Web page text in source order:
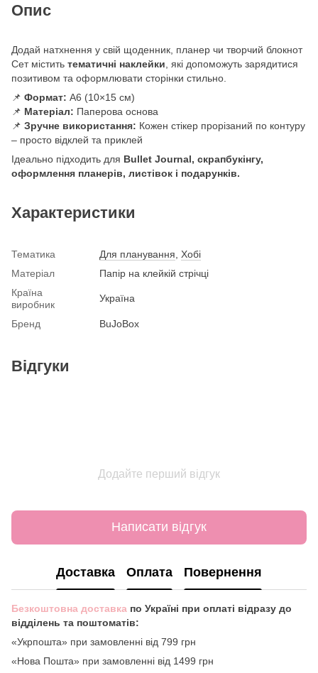
Опис
Додай натхнення у свій щоденник, планер чи творчий блокнот
Сет містить тематичні наклейки , які допоможуть зарядитися
позитивом та оформлювати сторінки стильно.
📌 Формат: А6 (10×15 см)
📌 Матеріал: Паперова основа
📌 Зручне використання: Кожен стікер прорізаний по контуру
– просто відклей та приклей
Ідеально підходить для Bullet Journal, скрапбукінгу,
оформлення планерів, листівок і подарунків.
Характеристики
Тематика Для планування
Хобі
Матеріал
Папір на клейкій стрічці
Країна
виробник
Україна
Бренд BuJoBox
Відгуки
Додайте перший відгук
Написати відгук
Доставка Оплата Повернення
Безкоштовна доставка по Україні при оплаті відразу до
відділень та поштоматів:
«Укрпошта» при замовленні від 799 грн
«Нова Пошта» при замовленні від 1499 грн